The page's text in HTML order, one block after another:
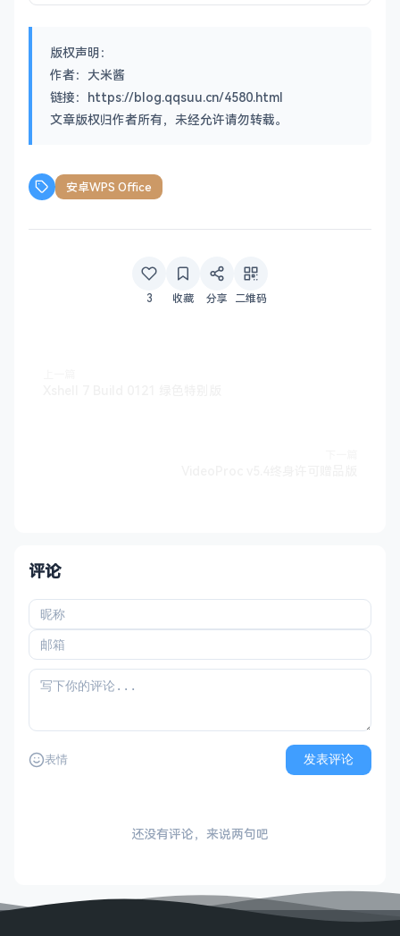
版权声明：
作者：大米酱
链接：https://blog.qqsuu.cn/4580.html
文章版权归作者所有，未经允许请勿转载。
安卓WPS Office
3 收藏 分享 二维码
评论
表情 发表评论
还没有评论，来说两句吧